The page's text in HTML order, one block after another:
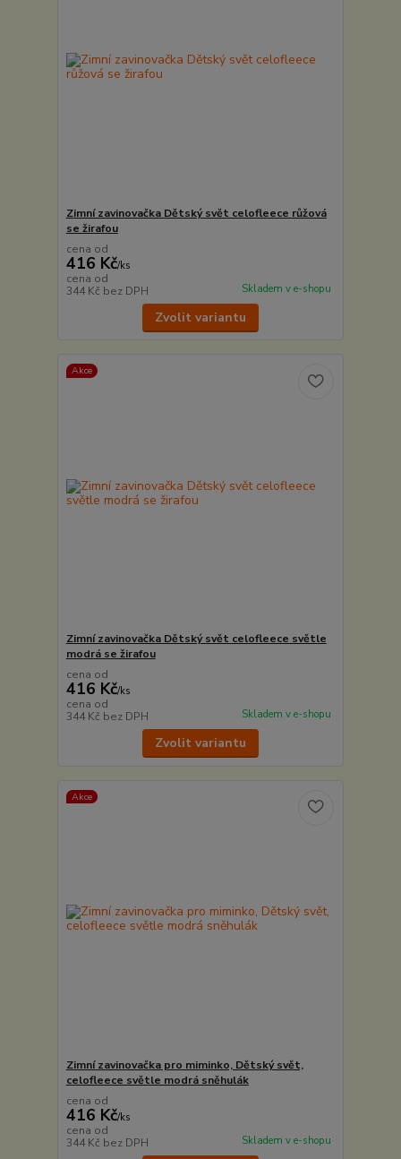
Zimní zavinovačka Dětský svět celofleece růžová
se žirafou
cena od
416 Kč/ks
cena od
344 Kč bez DPH Skladem v e-shopu
Zvolit variantu
Akce
Zimní zavinovačka Dětský svět celofleece světle
modrá se žirafou
cena od
416 Kč/ks
cena od
344 Kč bez DPH Skladem v e-shopu
Zvolit variantu
Akce
Zimní zavinovačka pro miminko, Dětský svět,
celofleece světle modrá sněhulák
cena od
416 Kč/ks
cena od
344 Kč bez DPH Skladem v e-shopu